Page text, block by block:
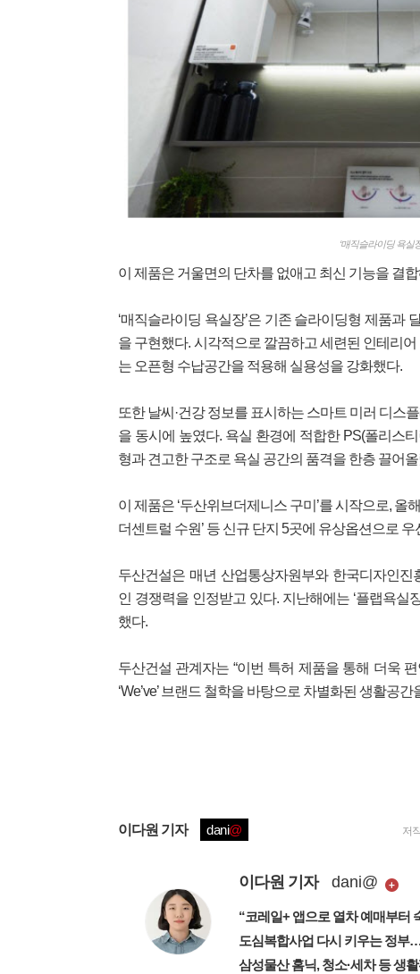
‘매직슬라이딩 욕실
이 제품은 거울면의 단차를 없애고 최신 기능을 결
‘매직슬라이딩 욕실장’은 기존 슬라이딩형 제품과
을 구현했다. 시각적으로 깔끔하고 세련된 인테리
는 오픈형 수납공간을 적용해 실용성을 강화했다.
또한 날씨·건강 정보를 표시하는 스마트 미러 디스
을 동시에 높였다. 욕실 환경에 적합한 PS(폴리스
형과 견고한 구조로 욕실 공간의 품격을 한층 끌어
이 제품은 ‘두산위브더제니스 구미’를 시작으로, 올
더센트럴 수원’ 등 신규 단지 5곳에 유상옵션으로
두산건설은 매년 산업통상자원부와 한국디자인진
인 경쟁력을 인정받고 있다. 지난해에는 ‘플랩욕실
했다.
두산건설 관계자는 “이번 특허 제품을 통해 더욱
‘We’ve’ 브랜드 철학을 바탕으로 차별화된 생활공
이다원 기자 dani@ 저
이다원 기자 dani@
“코레일+ 앱으로 열차 예매부터
도심복합사업 다시 키우는 정부
삼성물산 홈닉, 청소·세차 등 생